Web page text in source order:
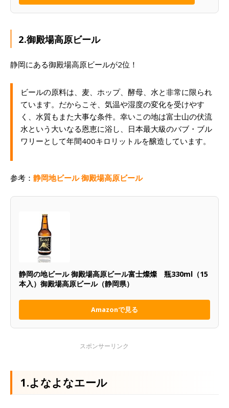
2.御殿場高原ビール
静岡にある御殿場高原ビールが2位！
ビールの原料は、麦、ホップ、酵母、水と非常に限られ
ています。だからこそ、気温や湿度の変化を受けやす
く、水質もまた大事な条件。幸いこの地は富士山の伏流
水という大いなる恩恵に浴し、日本最大級のバブ・ブル
ワリーとして年間400キロリットルを醸造しています。
参考： 静岡地ビール 御殿場高原ビール
静岡の地ビール 御殿場高原ビール富士燦燦 瓶330ml（15
本入）御殿場高原ビール（静岡県）
Amazonで見る
1.よなよなエール